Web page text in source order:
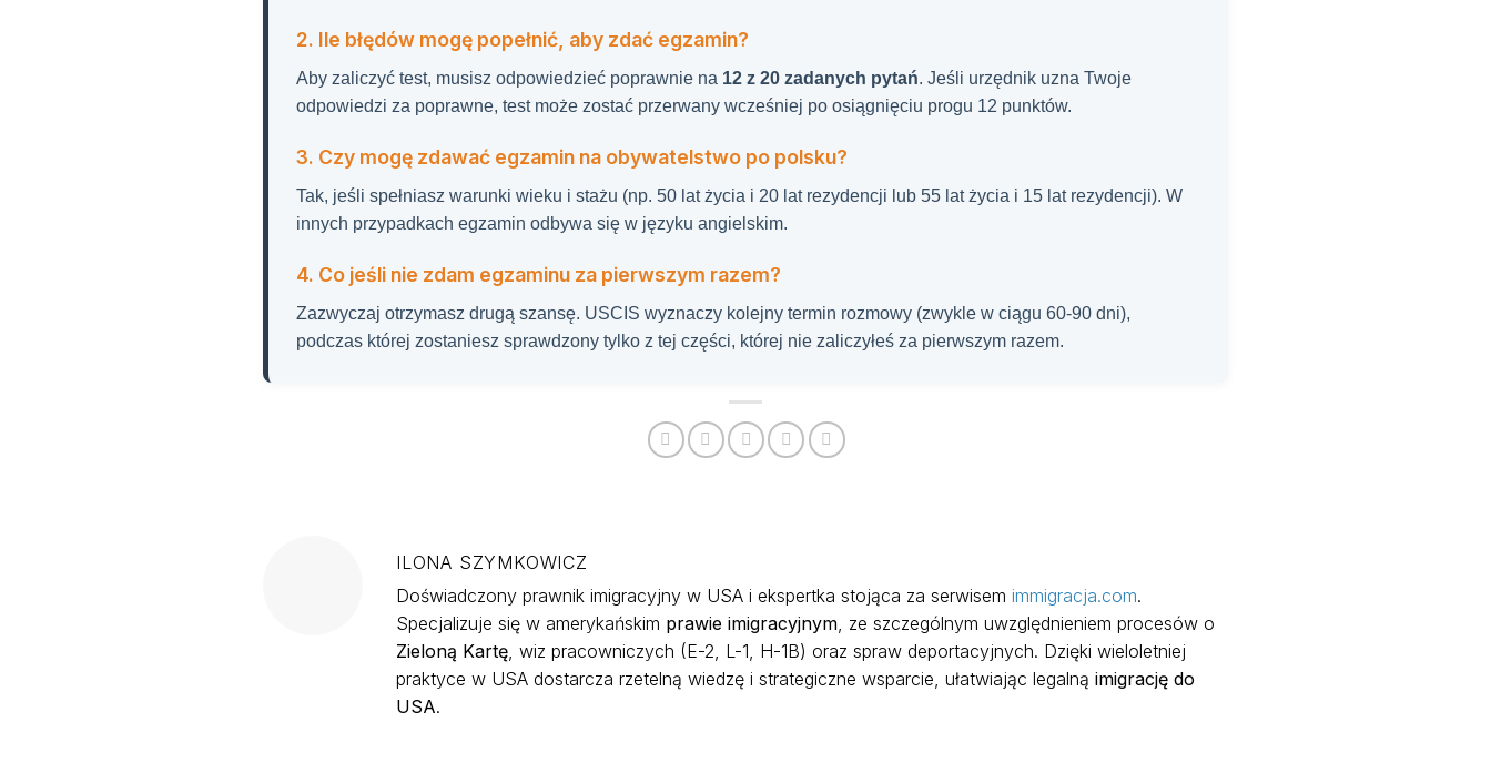
2. Ile błędów mogę popełnić, aby zdać egzamin?
Aby zaliczyć test, musisz odpowiedzieć poprawnie na 12 z 20 zadanych pytań. Jeśli urzędnik uzna Twoje
odpowiedzi za poprawne, test może zostać przerwany wcześniej po osiągnięciu progu 12 punktów.
3. Czy mogę zdawać egzamin na obywatelstwo po polsku?
Tak, jeśli spełniasz warunki wieku i stażu (np. 50 lat życia i 20 lat rezydencji lub 55 lat życia i 15 lat rezydencji). W
innych przypadkach egzamin odbywa się w języku angielskim.
4. Co jeśli nie zdam egzaminu za pierwszym razem?
Zazwyczaj otrzymasz drugą szansę. USCIS wyznaczy kolejny termin rozmowy (zwykle w ciągu 60-90 dni),
podczas której zostaniesz sprawdzony tylko z tej części, której nie zaliczyłeś za pierwszym razem.
ILONA SZYMKOWICZ
Doświadczony prawnik imigracyjny w USA i ekspertka stojąca za serwisem immigracja.com.
Specjalizuje się w amerykańskim prawie imigracyjnym , ze szczególnym uwzględnieniem procesów o
Zieloną Kartę , wiz pracowniczych (E-2, L-1, H-1B) oraz spraw deportacyjnych. Dzięki wieloletniej
praktyce w USA dostarcza rzetelną wiedzę i strategiczne wsparcie, ułatwiając legalną imigrację do
USA.